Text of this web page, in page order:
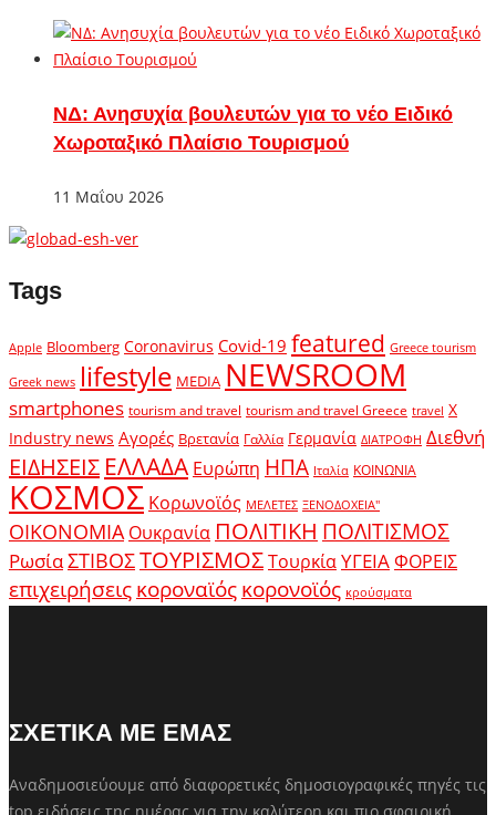
ΝΔ: Ανησυχία βουλευτών για το νέο Ειδικό
Χωροταξικό Πλαίσιο Τουρισμού
11 Μαΐου 2026
Tags
Apple Bloomberg Coronavirus Covid-19 featured Greece tourism
Greek news lifestyle MEDIA NEWSROOM
smartphones tourism and travel tourism and travel Greece travel X
Industry news Αγορές Βρετανία Γαλλία Γερμανία ΔΙΑΤΡΟΦΗ Διεθνή
ΕΙΔΗΣΕΙΣ ΕΛΛΑΔΑ Ευρώπη ΗΠΑ Ιταλία ΚΟΙΝΩΝΙΑ
ΚΟΣΜΟΣ Κορωνοϊός ΜΕΛΕΤΕΣ ΞΕΝΟΔΟΧΕΙΑ"
ΟΙΚΟΝΟΜΙΑ Ουκρανία ΠΟΛΙΤΙΚΗ ΠΟΛΙΤΙΣΜΟΣ
ΡωσίαΣΤΙΒΟΣΤΟΥΡΙΣΜΟΣΤουρκίαΥΓΕΙΑΦΟΡΕΙΣ
επιχειρήσειςκοροναϊόςκορονοϊός κρούσματα
ΣΧΕΤΙΚΑ ΜΕ ΕΜΑΣ
Αναδημοσιεύουμε από διαφορετικές δημοσιογραφικές πηγές τις